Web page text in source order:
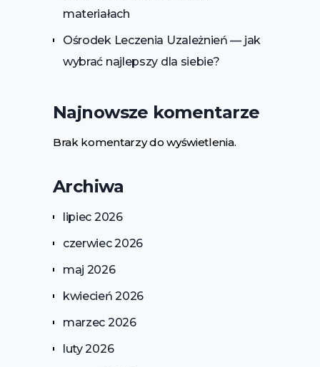
materiałach
Ośrodek Leczenia Uzależnień — jak
wybrać najlepszy dla siebie?
Najnowsze komentarze
Brak komentarzy do wyświetlenia.
Archiwa
lipiec 2026
czerwiec 2026
maj 2026
kwiecień 2026
marzec 2026
luty 2026